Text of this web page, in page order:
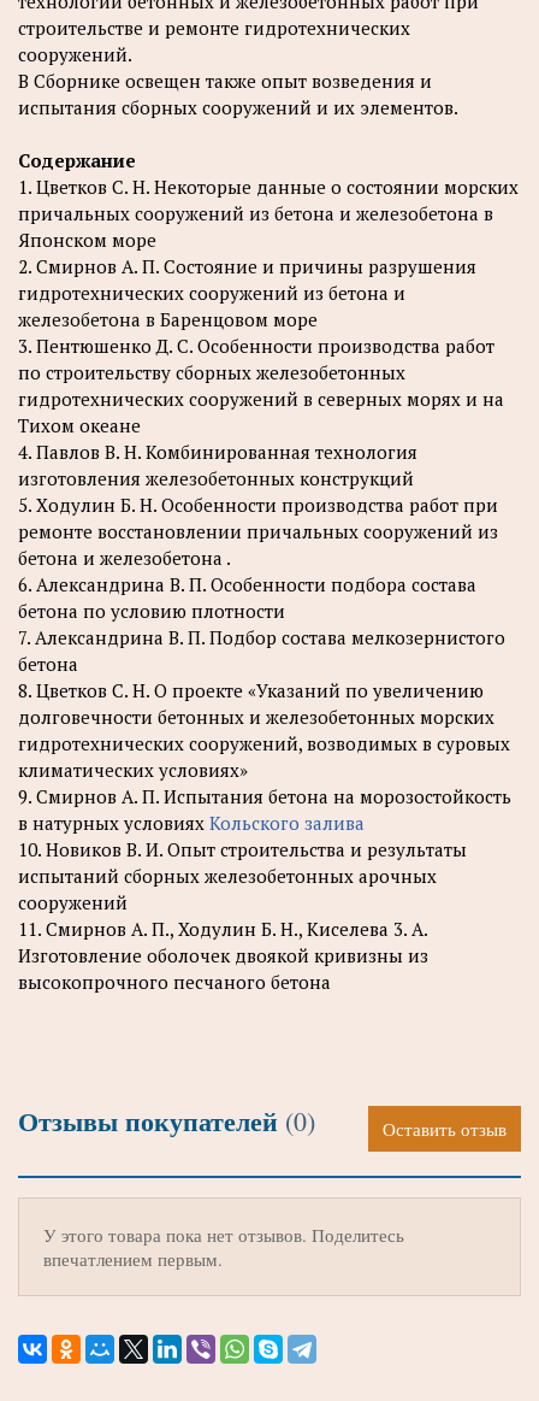
строительстве и ремонте гидротехнических
сооружений.
В Сборнике освещен также опыт возведения и
испытания сборных сооружений и их элементов.
Содержание
1. Цветков С. Н. Некоторые данные о состоянии морских
причальных сооружений из бетона и железобетона в
Японском море
2. Смирнов А. П. Состояние и причины разрушения
гидротехнических сооружений из бетона и
железобетона в Баренцовом море
3. Пентюшенко Д. С. Особенности производства работ
по строительству сборных железобетонных
гидротехнических сооружений в северных морях и на
Тихом океане
4. Павлов В. Н. Комбинированная технология
изготовления железобетонных конструкций
5. Xодулин Б. Н. Особенности производства работ при
ремонте восстановлении причальных сооружений из
бетона и железобетона .
6. Александрина В. П. Особенности подбора состава
бетона по условию плотности
7. Александрина В. П. Подбор состава мелкозернистого
бетона
8. Цветков С. Н. О проекте «Указаний по увеличению
долговечности бетонных и железобетонных морских
гидротехнических сооружений, возводимых в суровых
климатических условиях»
9. Смирнов А. П. Испытания бетона на морозостойкость
в натурных условиях Кольского залива
10. Новиков В. И. Опыт строительства и результаты
испытаний сборных железобетонных арочных
сооружений
11. Смирнов А. П., Ходулин Б. Н., Киселева 3. А.
Изготовление оболочек двоякой кривизны из
высокопрочного песчаного бетона
Отзывы покупателей (0) Оставить отзыв
У этого товара пока нет отзывов. Поделитесь
впечатлением первым.